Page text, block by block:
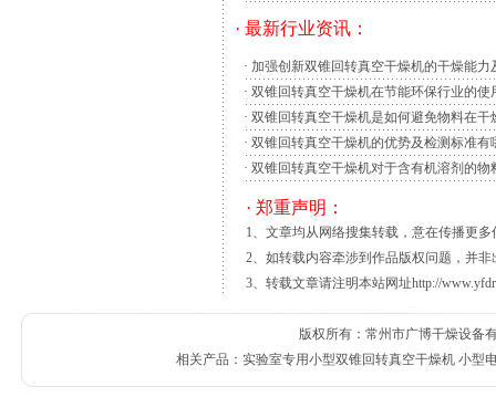
生。
双锥回转真空干燥机的化学清洗就是通
成的位说时则可以打开，
设计时振动部分(机体)不宜过重。因为重
在减轻重址的同时.需要注意机体有一定的
工作质量都产生一定的影响.目前所设计的振
拆卸，以便能迅速更换筛子。振动频率应当
· 最新行业资讯：
· 加强创新双锥回转真空干燥机的干燥能力
·双锥回转真空干燥机在节能环保行业的使
·双锥回转真空干燥机是如何避免物料在干
·双锥回转真空干燥机的优势及检测标准有
·双锥回转真空干燥机对于含有机溶剂的物
· 郑重声明：
1、文章均从网络搜集转载，意在传播更
2、如转载内容牵涉到作品版权问题，并
3、转载文章请注明本站网址http://
版权所有：常州市广博干燥设备
相关产品：实验室专用小型双锥回转真空干燥机 小型